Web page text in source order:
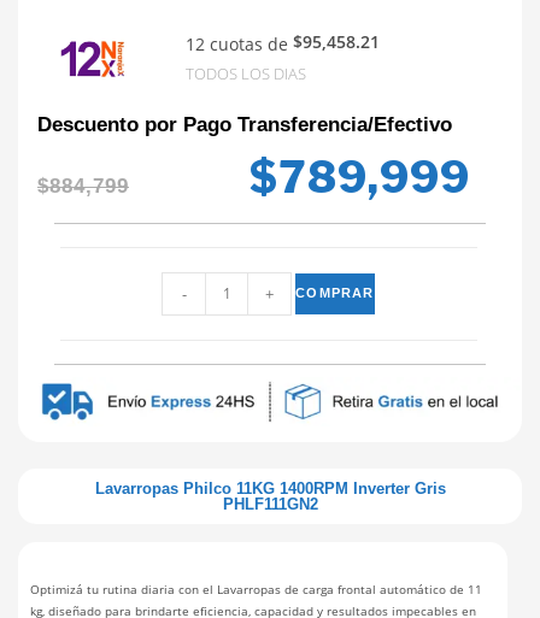
12 cuotas de $95,458.21
TODOS LOS DIAS
Descuento por Pago Transferencia/Efectivo
$884,799 $789,999
- + COMPRAR
Lavarropas Philco 11KG 1400RPM Inverter Gris
PHLF111GN2
Optimizá tu rutina diaria con el Lavarropas de carga frontal automático de 11
kg, diseñado para brindarte eficiencia, capacidad y resultados impecables en